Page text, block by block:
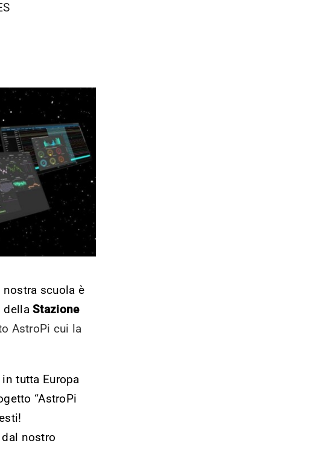
scuola è
dellaStazione
AstroPi cui la
tutta Europa
“AstroPi
nostro